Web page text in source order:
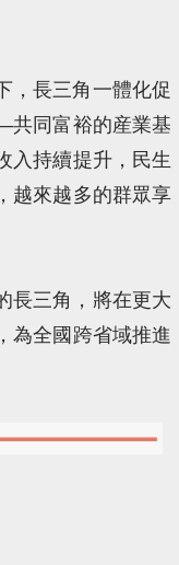
，長三角一體化促
同富裕的産業基
入持續提升，民生
越來越多的群眾享
長三角，將在更大
為全國跨省域推進